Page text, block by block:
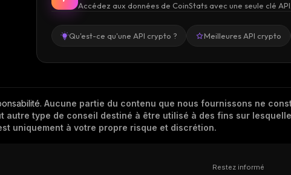
Accédez aux données de CoinStats avec une seule clé API.
Qu'est-ce qu'une API crypto ? Meilleures API crypto
. Aucune partie du contenu que nous fournissons ne
autre type de conseil destiné à être utilisé à des fins sur
uniquement à votre propre risque et discrétion.
Restez informé